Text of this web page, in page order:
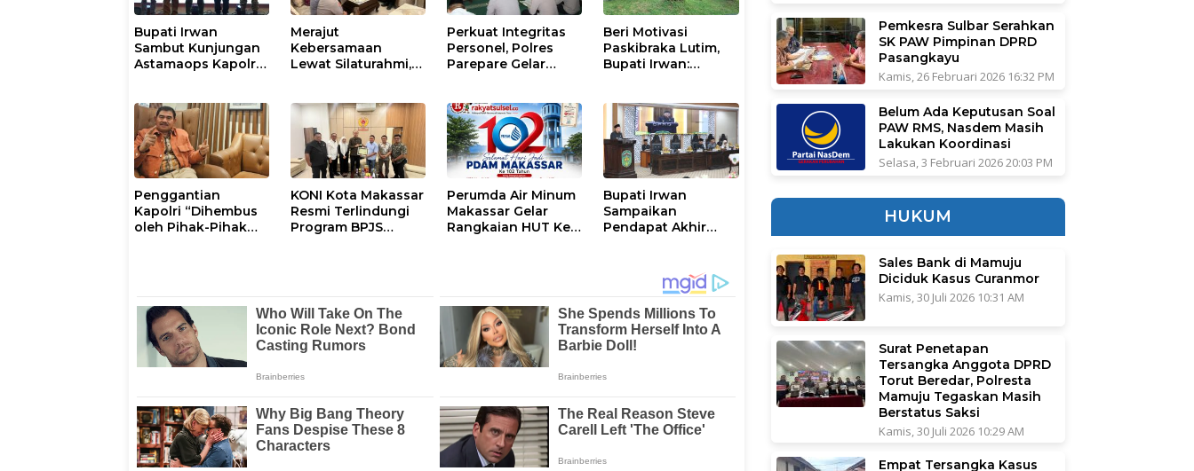
Bupati Irwan
Sambut Kunjungan
Astamaops Kapolri
Luwu Timur
Merajut
Kebersamaan
Lewat Silaturahmi,
dengan Tokoh
Masyarakat
Perkuat Integritas
Personel, Polres
Parepare Gelar
Beri Motivasi
Paskibraka Lutim,
Bupati Irwan:
Perhatian
Penggantian
Kapolri “Dihembus
oleh Pihak-Pihak
KONI Kota Makassar
Resmi Terlindungi
Program BPJS
Perumda Air Minum
Makassar Gelar
Rangkaian HUT Ke-
Bupati Irwan
Sampaikan
Pendapat Akhir
Perumdam
Waemami
Pemkesra Sulbar Serahkan
SK PAW Pimpinan DPRD
Pasangkayu
Kamis, 26 Februari 2026 16:32 PM
Belum Ada Keputusan Soal
PAW RMS, Nasdem Masih
Lakukan Koordinasi
Selasa, 3 Februari 2026 20:03 PM
HUKUM
Sales Bank di Mamuju
Diciduk Kasus Curanmor
Kamis, 30 Juli 2026 10:31 AM
Surat Penetapan
Tersangka Anggota DPRD
Torut Beredar, Polresta
Mamuju Tegaskan Masih
Berstatus Saksi
Kamis, 30 Juli 2026 10:29 AM
Empat Tersangka Kasus